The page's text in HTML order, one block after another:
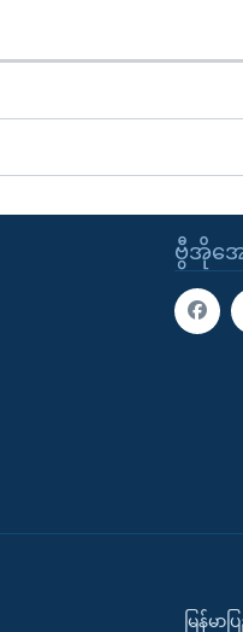
ဗွီအိုအ
မြန်မာ